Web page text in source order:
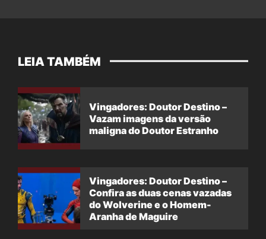
LEIA TAMBÉM
Vingadores: Doutor Destino –
Vazam imagens da versão
maligna do Doutor Estranho
Vingadores: Doutor Destino –
Confira as duas cenas vazadas
do Wolverine e o Homem-
Aranha de Maguire